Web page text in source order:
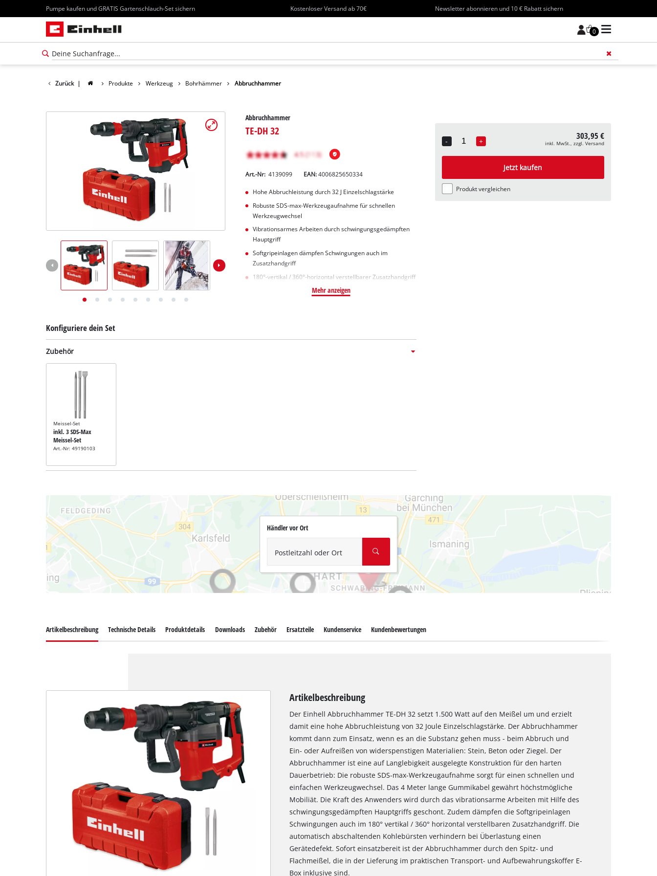
Pumpe kaufen und GRATIS Gartenschlauch-Set sichern Kostenloser Versand ab 70€ Newsletter abonnieren und 10 € Rabatt sichern
0
Zurück | Produkte Werkzeug Bohrhämmer Abbruchhammer
Abbruchhammer
TE-DH 32
Art.-Nr: 4139099 EAN:4006825650334
Hohe Abbruchleistung durch 32 J Einzelschlagstärke
Robuste SDS-max-Werkzeugaufnahme für schnellen
Werkzeugwechsel
Vibrationsarmes Arbeiten durch schwingungsgedämpften
Hauptgriff
Softgripeinlagen dämpfen Schwingungen auch im
Zusatzhandgriff
180°-vertikal / 360°-horizontal verstellbarer Zusatzhandgriff
Mehr anzeigen
Konfiguriere dein Set
Zubehör
Meissel-Set
inkl. 3 SDS-Max
Meissel-Set
Art.-Nr: 49190103
-
Quantity
+ 303,95 €
inkl. MwSt., zzgl. Versand
Jetzt kaufen
Produkt vergleichen
Händler vor Ort
Postleitzahl oder Ort
Artikelbeschreibung Technische Details Produktdetails Downloads Zubehör Ersatzteile Kundenservice Kundenbewertungen
Artikelbeschreibung
Der Einhell Abbruchhammer TE-DH 32 setzt 1.500 Watt auf den Meißel um und erzielt
damit eine hohe Abbruchleistung von 32 Joule Einzelschlagstärke. Der Abbruchhammer
kommt dann zum Einsatz, wenn es an die Substanz gehen muss - beim Abbruch und
Ein- oder Aufreißen von widerspenstigen Materialien: Stein, Beton oder Ziegel. Der
Abbruchhammer ist eine auf Langlebigkeit ausgelegte Konstruktion für den harten
Dauerbetrieb: Die robuste SDS-max-Werkzeugaufnahme sorgt für einen schnellen und
einfachen Werkzeugwechsel. Das 4 Meter lange Gummikabel gewährt höchstmögliche
Mobiliät. Die Kraft des Anwenders wird durch das vibrationsarme Arbeiten mit Hilfe des
schwingungsgedämpften Hauptgriffs geschont. Zudem dämpfen die Softgripeinlagen
Schwingungen auch im 180° vertikal / 360° horizontal verstellbaren Zusatzhandgriff. Die
automatisch abschaltenden Kohlebürsten verhindern bei Überlastung einen
Gerätedefekt. Sofort einsatzbereit ist der Abbruchhammer durch den Spitz- und
Flachmeißel, die in der Lieferung im praktischen Transport- und Aufbewahrungskoffer E-
Box inklusive sind.